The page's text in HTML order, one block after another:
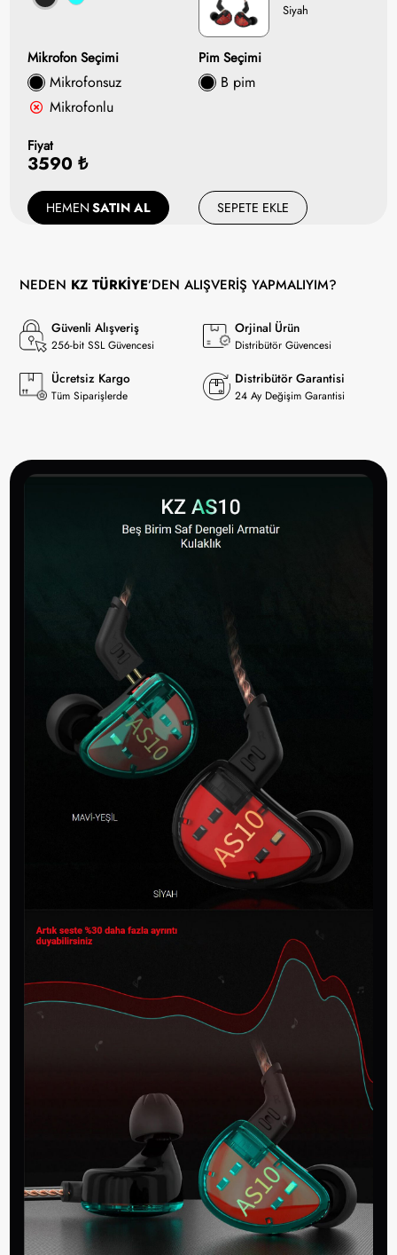
Siyah
Mikrofon Seçimi
Mikrofonsuz
Mikrofonlu
Pim Seçimi
B pim
Fiyat
3590 ₺
HEMEN SATIN AL SEPETE EKLE
NEDEN KZ TÜRKİYE’DEN ALIŞVERİŞ YAPMALIYIM?
Güvenli Alışveriş
256-bit SSL Güvencesi
Orjinal Ürün
Distribütör Güvencesi
Ücretsiz Kargo
Tüm Siparişlerde
Distribütör Garantisi
24 Ay Değişim Garantisi